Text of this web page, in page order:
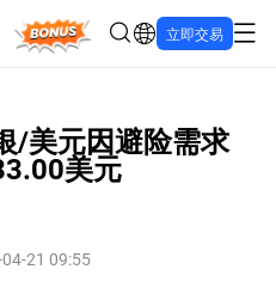
Bonus 立即交易
/美元因避险需求
美元
21 09:55